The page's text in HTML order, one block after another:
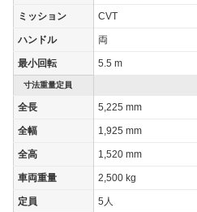
ミッション CVT
ハンドル 両
最小回転 5.5 m
寸法重量定員
全長 5,225 mm
全幅 1,925 mm
全高 1,520 mm
車両重量 2,500 kg
定員 5人